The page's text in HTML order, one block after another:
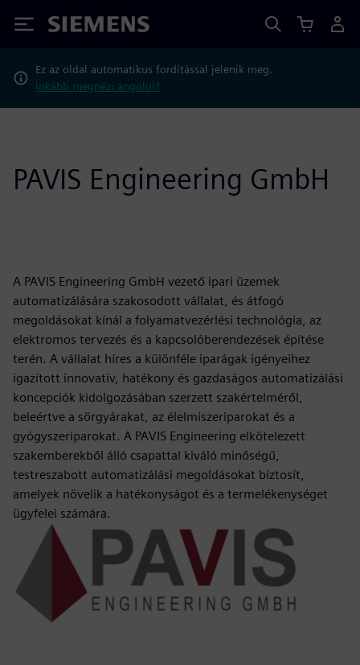
Siemens
Ez az oldal automatikus fordítással jelenik meg.
Inkább megnézi angolul?
PAVIS Engineering GmbH
A PAVIS Engineering GmbH vezető ipari üzemek
automatizálására szakosodott vállalat, és átfogó
megoldásokat kínál a folyamatvezérlési technológia, az
elektromos tervezés és a kapcsolóberendezések építése
terén. A vállalat híres a különféle iparágak igényeihez
igazított innovatív, hatékony és gazdaságos automatizálási
koncepciók kidolgozásában szerzett szakértelméről,
beleértve a sörgyárakat, az élelmiszeriparokat és a
gyógyszeriparokat. A PAVIS Engineering elkötelezett
szakemberekből álló csapattal kiváló minőségű,
testreszabott automatizálási megoldásokat biztosít,
amelyek növelik a hatékonyságot és a termelékenységet
ügyfelei számára.